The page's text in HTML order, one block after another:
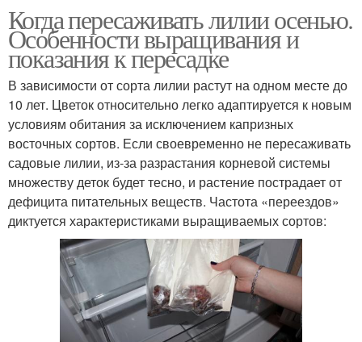
Когда пересаживать лилии осенью.
Особенности выращивания и
показания к пересадке
В зависимости от сорта лилии растут на одном месте до
10 лет. Цветок относительно легко адаптируется к новым
условиям обитания за исключением капризных
восточных сортов. Если своевременно не пересаживать
садовые лилии, из-за разрастания корневой системы
множеству деток будет тесно, и растение пострадает от
дефицита питательных веществ. Частота «переездов»
диктуется характеристиками выращиваемых сортов: